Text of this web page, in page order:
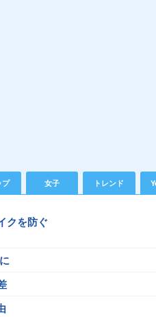
プ 女子 トレンド
クを防ぐ